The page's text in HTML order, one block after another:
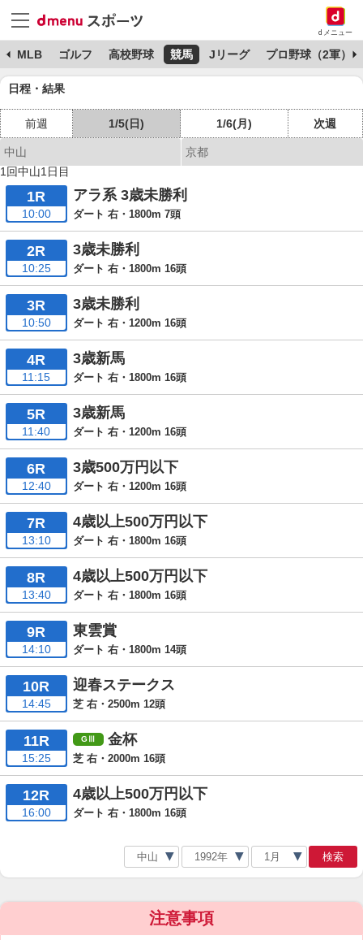
dメニュー
MLB ゴルフ 高校野球 競馬 Jリーグ プロ野球（2軍）
日程・結果
前週 1/5(日) 1/6(月) 次週
中山
京都
1回中山1日目
1R
10:00
アラ系 3歳未勝利
ダート 右・1800m 7頭
2R
10:25
3歳未勝利
ダート 右・1800m 16頭
3R
10:50
3歳未勝利
ダート 右・1200m 16頭
4R
11:15
3歳新馬
ダート 右・1800m 16頭
5R
11:40
3歳新馬
ダート 右・1200m 16頭
6R
12:40
3歳500万円以下
ダート 右・1200m 16頭
7R
13:10
4歳以上500万円以下
ダート 右・1800m 16頭
8R
13:40
4歳以上500万円以下
ダート 右・1800m 16頭
9R
14:10
東雲賞
ダート 右・1800m 14頭
10R
14:45
迎春ステークス
芝 右・2500m 12頭
11R
15:25
金杯
芝 右・2000m 16頭
12R
16:00
4歳以上500万円以下
ダート 右・1800m 16頭
検索
注意事項